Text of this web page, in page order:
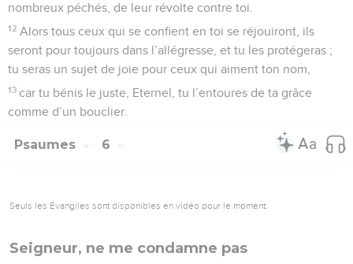
nombreux péchés, de leur révolte contre toi.
12 Alors tous ceux qui se confient en toi se réjouiront, ils
seront pour toujours dans l’allégresse, et tu les protégeras ;
tu seras un sujet de joie pour ceux qui aiment ton nom,
13 car tu bénis le juste, Eternel, tu l’entoures de ta grâce
comme d’un bouclier.
Psaumes 6
Seuls les Évangiles sont disponibles en vidéo pour le moment.
Seigneur, ne me condamne pas